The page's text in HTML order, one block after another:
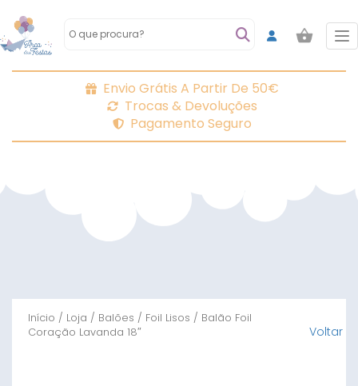
Envio Grátis A Partir De 50€
Trocas & Devoluções
Pagamento Seguro
Início / Loja / Balões / Foil Lisos / Balão Foil
Coração Lavanda 18″
Voltar